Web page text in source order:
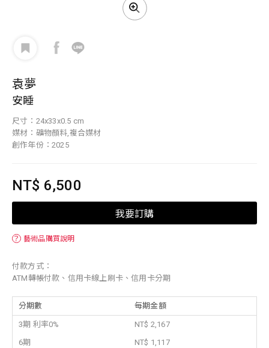
袁夢
安睡
尺寸：24x33x0.5 cm
媒材：礦物顏料,複合媒材
創作年份：2025
NT$ 6,500
我要訂購
？ 藝術品購買說明
付款方式：
ATM轉帳付款、信用卡線上刷卡、信用卡分期
分期數 每期金額
3期 利率0%
NT$ 2,167
6期
NT$ 1,117